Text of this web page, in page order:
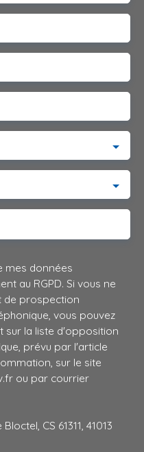
mes données
au RGPD. Si vous ne
de prospection
vous pouvez
sur la liste d'opposition
prévu par l'article
sur le site
ou par courrier
CS 61311, 41013